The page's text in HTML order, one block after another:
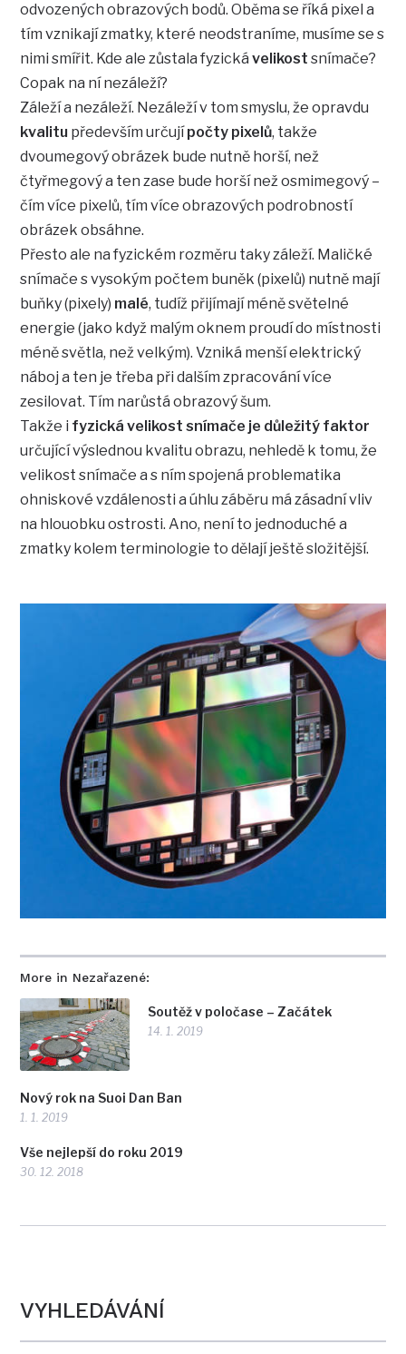
More in Nezařazené:
Soutěž v poločase – Začátek
14. 1. 2019
Nový rok na Suoi Dan Ban
1. 1. 2019
Vše nejlepší do roku 2019
30. 12. 2018
odvozených obrazových bodů. Oběma se říká pixel a
tím vznikají zmatky, které neodstraníme, musíme se s
nimi smířit. Kde ale zůstala fyzickávelikost snímače?
Copak na ní nezáleží?
Záleží a nezáleží. Nezáleží v tom smyslu, že opravdu
kvalitu především určujípočty pixelů, takže
dvoumegový obrázek bude nutně horší, než
čtyřmegový a ten zase bude horší než osmimegový –
čím více pixelů, tím více obrazových podrobností
obrázek obsáhne.
Přesto ale na fyzickém rozměru taky záleží. Maličké
snímače s vysokým počtem buněk (pixelů) nutně mají
buňky (pixely) malé, tudíž přijímají méně světelné
energie (jako když malým oknem proudí do místnosti
méně světla, než velkým). Vzniká menší elektrický
náboj a ten je třeba při dalším zpracování více
zesilovat. Tím narůstá obrazový šum.
Takže i fyzická velikost snímače je důležitý faktor
určující výslednou kvalitu obrazu, nehledě k tomu, že
velikost snímače a s ním spojená problematika
ohniskové vzdálenosti a úhlu záběru má zásadní vliv
na hlouobku ostrosti. Ano, není to jednoduché a
zmatky kolem terminologie to dělají ještě složitější.
VYHLEDÁVÁNÍ